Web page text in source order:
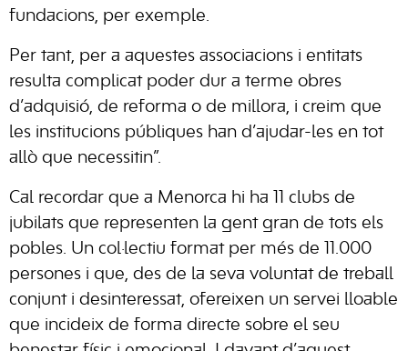
fundacions, per exemple.
Per tant, per a aquestes associacions i entitats
resulta complicat poder dur a terme obres
d’adquisió, de reforma o de millora, i creim que
les institucions públiques han d’ajudar-les en tot
allò que necessitin”.
Cal recordar que a Menorca hi ha 11 clubs de
jubilats que representen la gent gran de tots els
pobles. Un col·lectiu format per més de 11.000
persones i que, des de la seva voluntat de treball
conjunt i desinteressat, ofereixen un servei lloable
que incideix de forma directe sobre el seu